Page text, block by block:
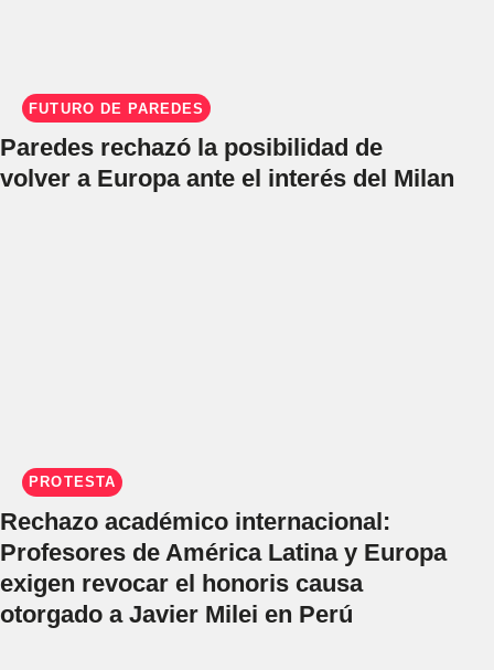
FUTURO DE PAREDES
Paredes rechazó la posibilidad de
volver a Europa ante el interés del Milan
PROTESTA
Rechazo académico internacional:
Profesores de América Latina y Europa
exigen revocar el honoris causa
otorgado a Javier Milei en Perú